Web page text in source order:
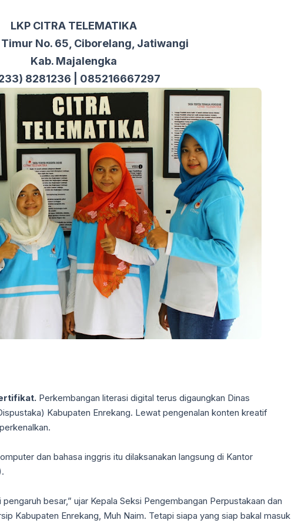
LKP CITRA TELEMATIKA
Timur No. 65, Ciborelang, Jatiwangi
Kab. Majalengka
8281236 | 085216667297
Perkembangan literasi digital terus digaungkan Dinas
Kabupaten Enrekang. Lewat pengenalan konten kreatif
dan bahasa inggris itu dilaksanakan langsung di Kantor
besar,” ujar Kepala Seksi Pengembangan Perpustakaan dan
Kabupaten Enrekang, Muh Naim. Tetapi siapa yang siap bakal masuk